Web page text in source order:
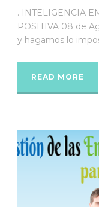
. INTELIGENCIA
POSITIVA 08 de
y hagamos lo
READ MORE